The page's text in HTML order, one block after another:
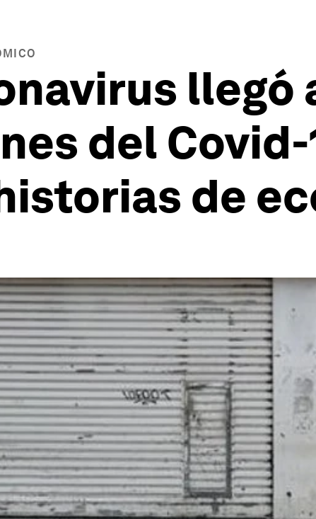
llegó
del
de